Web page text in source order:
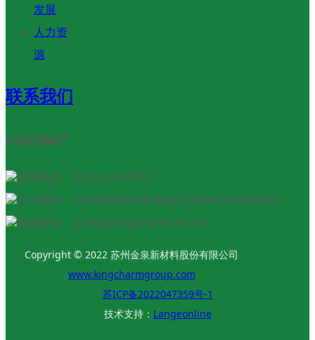
发展
人力资
源
联系我们
CONTACT
服务热线：0512-52551712
公司地址：江苏省常熟市支塘镇八字桥村(204国道旁)
联系邮箱： sales@kingcharmcn.com
Copyright © 2022 苏州金泉新材料股份有限公司
www.kingcharmgroup.com
苏ICP备2022047359号-1
技术支持： Langeonline